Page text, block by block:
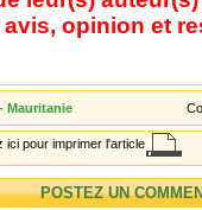
avis, opinion et
Mauritanie
ici pour imprimer l'article
POSTEZ UN